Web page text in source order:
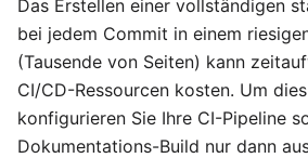
Das Erstellen einer vollständigen
bei jedem Commit in einem
(Tausende von Seiten) kann
CI/CD-Ressourcen kosten. Um
konfigurieren Sie Ihre CI-Pipeline
Dokumentations-Build nur dann